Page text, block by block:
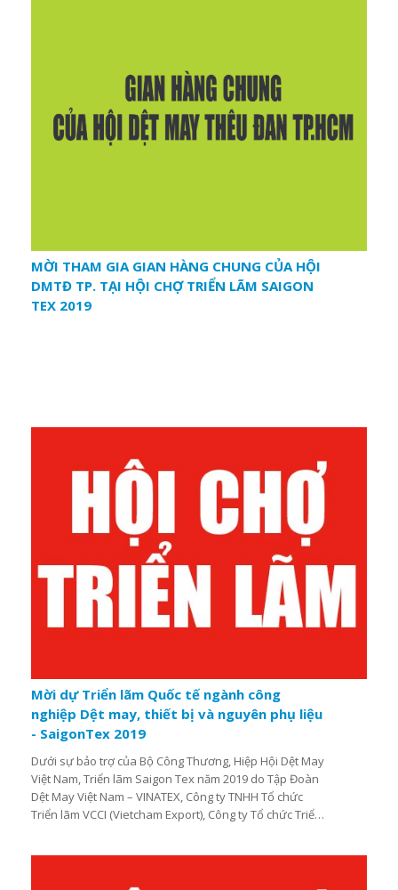
MỜI THAM GIA GIAN HÀNG CHUNG CỦA HỘI
DMTĐ TP. TẠI HỘI CHỢ TRIỂN LÃM SAIGON
TEX 2019
Mời dự Triển lãm Quốc tế ngành công
nghiệp Dệt may, thiết bị và nguyên phụ liệu
- SaigonTex 2019
Dưới sự bảo trợ của Bộ Công Thương, Hiệp Hội Dệt May
Việt Nam, Triển lãm Saigon Tex năm 2019 do Tập Đoàn
Dệt May Việt Nam – VINATEX, Công ty TNHH Tổ chức
Triển lãm VCCI (Vietcham Export), Công ty Tổ chức Triển